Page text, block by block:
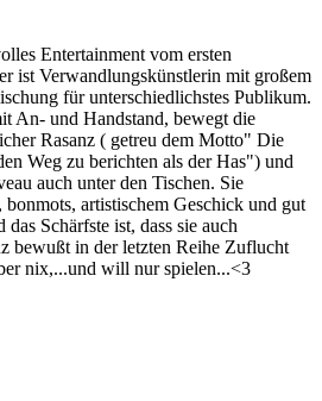
Entertainment vom ersten
ist Verwandlungskünstlerin mit großem
für unterschiedlichstes Publikum.
An- und Handstand, bewegt die
Rasanz ( getreu dem Motto" Die
Weg zu berichten als der Has") und
auch unter den Tischen. Sie
artistischem Geschick und gut
Schärfste ist, dass sie auch
bewußt in der letzten Reihe Zuflucht
nix,...und will nur spielen...<3